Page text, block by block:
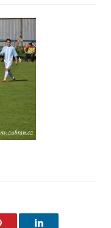
Pinterest LinkedIn